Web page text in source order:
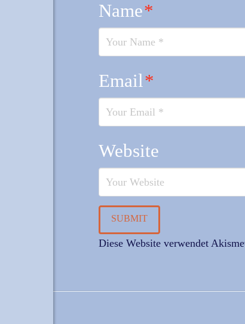
Name*
Email*
Website
Diese Website verwendet